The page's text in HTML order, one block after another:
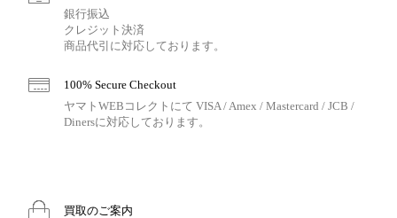
銀行振込
クレジット決済
商品代引に対応しております。
100% Secure Checkout
ヤマトWEBコレクトにて VISA / Amex / Mastercard / JCB /
Dinersに対応しております。
買取のご案内